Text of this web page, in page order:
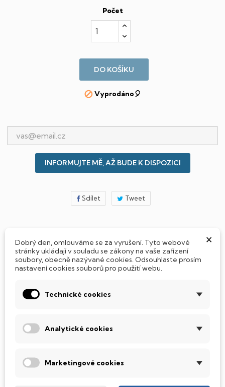
Počet
DO KOŠÍKU
Vyprodáno🎈
INFORMUJTE MĚ, AŽ BUDE K DISPOZICI
Sdílet Tweet
Jak si vybrat notebook nebo počítač?
Připraveno - zapnete a okamžitě pracujte
Přidat Microsoft Office Plus ➡️ 499,-
Přináší ti výkon herního PC do dlaně MSI Claw A1M je
×
Dobrý den, omlouváme se za vyrušení. Tyto webové
stránky ukládají v souladu se zákony na vaše zařízení
soubory, obecně nazývané cookies. Odsouhlaste prosím
nastavení cookies souborů pro použití webu.
Technické cookies
Analytické cookies
Marketingové cookies